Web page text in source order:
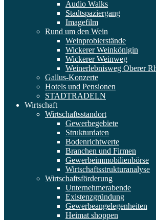
Audio Walks
Stadtspaziergang
Imagefilm
Rund um den Wein
Weinprobierstände
Wickerer Weinkönigin
Wickerer Weinweg
Weinerlebnisweg Oberer
Gallus-Konzerte
Hotels und Pensionen
STADTRADELN
Wirtschaft
Wirtschaftsstandort
Gewerbegebiete
Strukturdaten
Bodenrichtwerte
Branchen und Firmen
Gewerbeimmobilienbörse
Wirtschaftsstrukturanalyse
Wirtschaftsförderung
Unternehmerabende
Existenzgründung
Gewerbeangelegenheiten
Heimat shoppen